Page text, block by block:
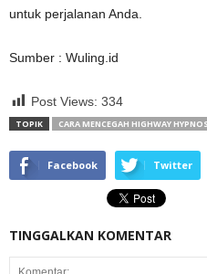
untuk perjalanan Anda.
Sumber : Wuling.id
Post Views: 334
TOPIK CARA MENCEGAH HIGHWAY
Facebook Twitter
TINGGALKAN KOMENTAR